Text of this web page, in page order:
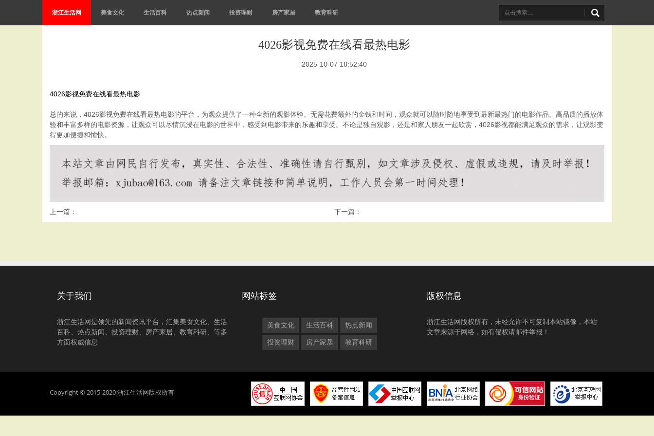
浙江生活网 美食文化 生活百科 热点新闻 投资理财 房产家居 教育科研
4026影视免费在线看最热电影
2025-10-07 18:52:40
4026影视免费在线看最热电影
总的来说，4026影视免费在线看最热电影的平台，为观众提供了一种全新的观影体验。无需花费额外的金钱和时间，观众就可以随时随地享受到最新最热门的电影作品。高品质的播放体
验和丰富多样的电影资源，让观众可以尽情沉浸在电影的世界中，感受到电影带来的乐趣和享受。不论是独自观影，还是和家人朋友一起欣赏，4026影视都能满足观众的需求，让观影变
得更加便捷和愉快。
上一篇： 下一篇：
关于我们
浙江生活网是领先的新闻资讯平台，汇集美食文化、生活
百科、热点新闻、投资理财、房产家居、教育科研、等多
方面权威信息
网站标签
美食文化 生活百科 热点新闻
投资理财 房产家居 教育科研
版权信息
浙江生活网版权所有，未经允许不可复制本站镜像，本站
文章来源于网络，如有侵权请邮件举报！
Copyright © 2015-2020 浙江生活网版权所有